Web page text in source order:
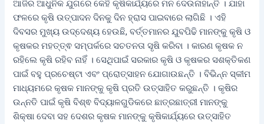
ଆଜିର ଆଧୁନିକ ଯୁଗରେ କେହି କୃଷିକାର୍ଯ୍ୟରେ ମନ ଦେଉନାହାନ୍ତି । ଯାହା
ଫଳରେ କୃଷି ଉତ୍ପାଦନ ଦିନକୁ ଦିନ ହ୍ରାସ ପାଇବାରେ ଲାଗିଛି । ଏହି
ଦିବସର ମୁଖ୍ୟ ଉଦ୍ଦେଶ୍ୟ ହେଉଛି, ବର୍ତ୍ତମାନର ଯୁବପିଢି ମାନଙ୍କୁ କୃଷି ଓ
କୃଷକର ମହତ୍ତ୍ଵ ସମ୍ପର୍କରେ ସଚତନତା ସୃଷି କରିବା । କାରଣ କୃଷକ ନ
ରହିଲେ କୃଷି ରହିବ ନାହିଁ । ସେଥିପାଇଁ ସରକାର କୃଷି ଓ କୃଷକର ସଶକ୍ତିକଣ
ପାଇଁ ବହୁ ପ୍ରଚେଷ୍ଟା ଏବଂ ପ୍ରୋତ୍ସାହନ ଯୋଗାଉଛନ୍ତି । ବିଭିନ୍ନ ସ୍କୀମ
ମାଧ୍ୟମରେ କୃଷକ ମାନଙ୍କୁ କୃଷି ପ୍ରତି ଉତ୍ସାହିତ କରୁଛନ୍ତି । କୃଷିର
ଉନ୍ନତି ପାଇଁ କୃଷି ବିଶ୍ଵ ବିଦ୍ୟାଳଗୁଡିକରେ ଛାତ୍ରଛାତ୍ରୀ ମାନଙ୍କୁ
ଶିକ୍ଷା ଦେବା ସହ ଦେଶର କୃଷକ ମାନଙ୍କୁ କୃଷିକାର୍ଯ୍ୟରେ ଉତ୍ସାହିତ